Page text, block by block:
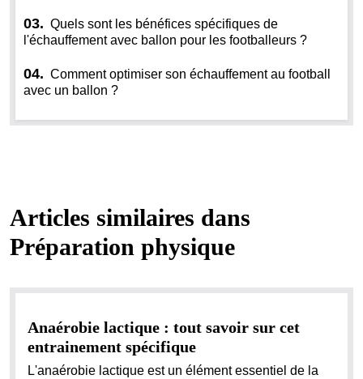
03. Quels sont les bénéfices spécifiques de
l'échauffement avec ballon pour les footballeurs ?
04. Comment optimiser son échauffement au football
avec un ballon ?
Articles similaires dans
Préparation physique
Anaérobie lactique : tout savoir sur cet
entrainement spécifique
L'anaérobie lactique est un élément essentiel de la